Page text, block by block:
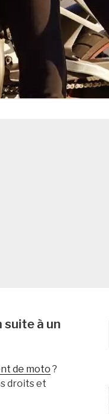
suite à un
de moto ?
droits et